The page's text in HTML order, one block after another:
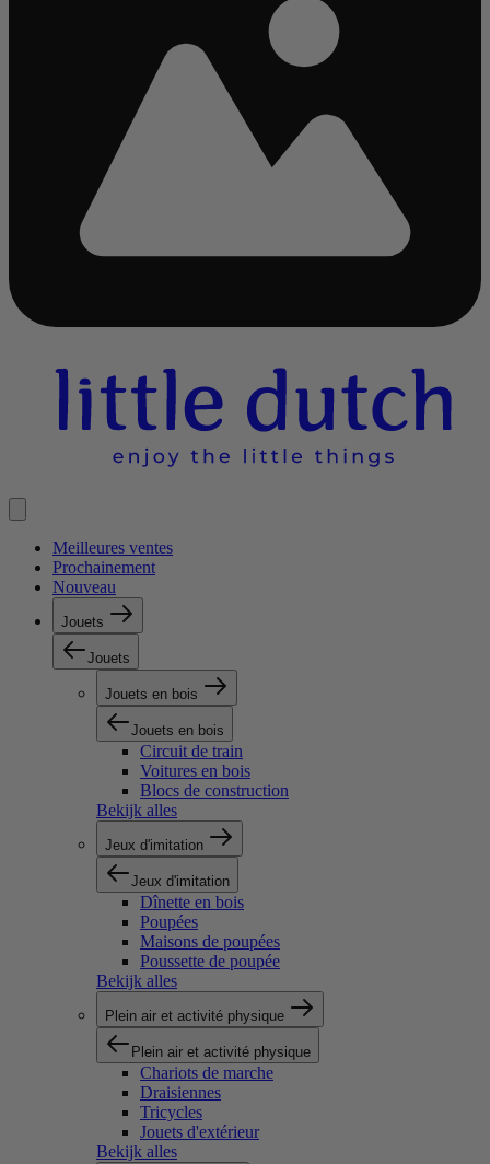
Meilleures ventes
Prochainement
Nouveau
Jouets
Jouets
Jouets en bois
Jouets en bois
Circuit de train
Voitures en bois
Blocs de construction
Bekijk alles
Jeux d'imitation
Jeux d'imitation
Dînette en bois
Poupées
Maisons de poupées
Poussette de poupée
Bekijk alles
Plein air et activité physique
Plein air et activité physique
Chariots de marche
Draisiennes
Tricycles
Jouets d'extérieur
Bekijk alles